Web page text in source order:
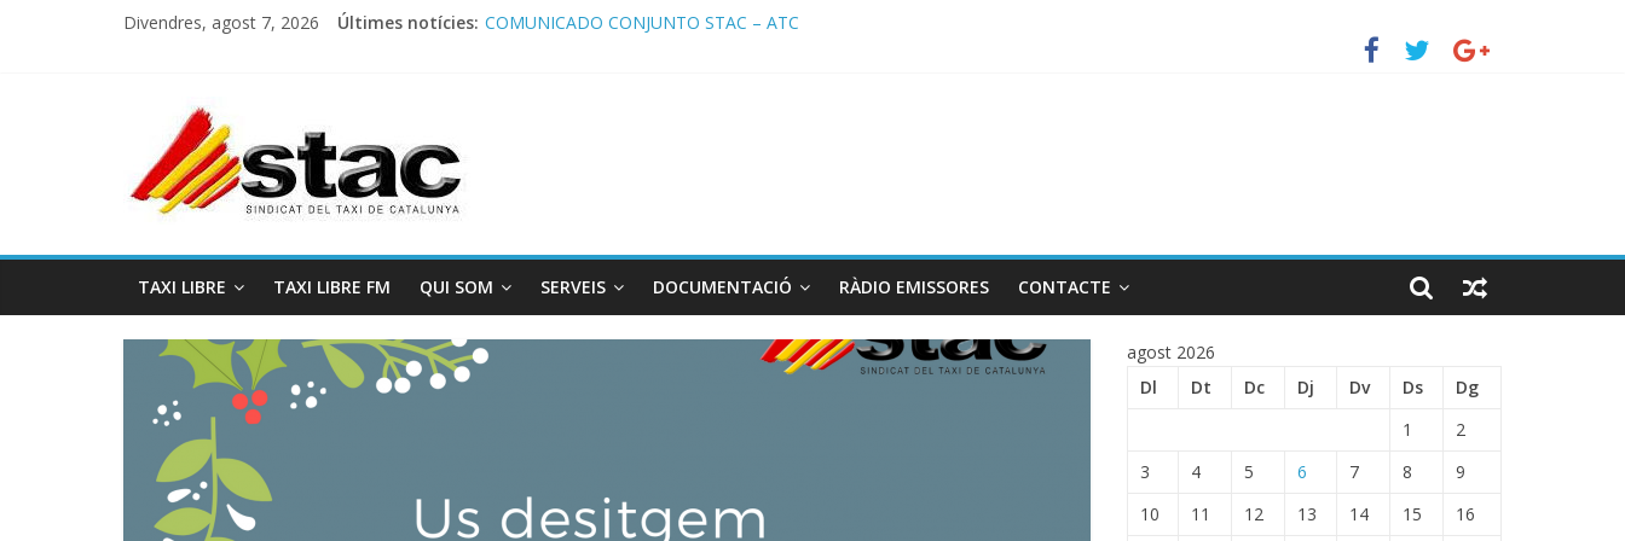
Divendres, agost 7, 2026 Últimes notícies: COMUNICADO CONJUNTO STAC – ATC
TAXI LIBRE TAXI LIBRE FM QUI SOM SERVEIS DOCUMENTACIÓ RÀDIO EMISSORES CONTACTE
agost 2026
Dl
Dt Dc Dj Dv Ds
Dg
1
2
3
4 5 6 7 8
9
10
11 12 13 14 15 16